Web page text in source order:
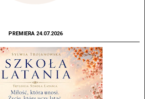
PREMIERA 24.07.2026